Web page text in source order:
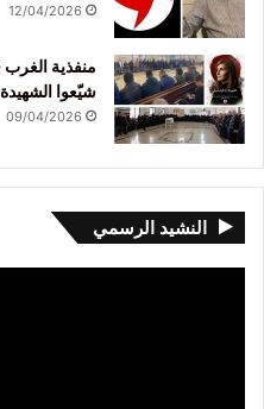
12/04/2026
منفذية الغرب
شيّعوا
09/04/2026
النشيد الرسمي